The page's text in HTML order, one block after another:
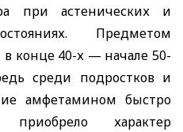
при астенических и
Предметом
в конце 40-х — начале 50-
среди подростков и
амфетамином быстро
приобрело характер